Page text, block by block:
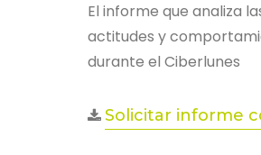
El informe que analiza
actitudes y
durante el Ciberlunes
Solicitar informe